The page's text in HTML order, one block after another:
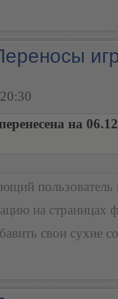
на
пользователь
на страницах
свои сухие